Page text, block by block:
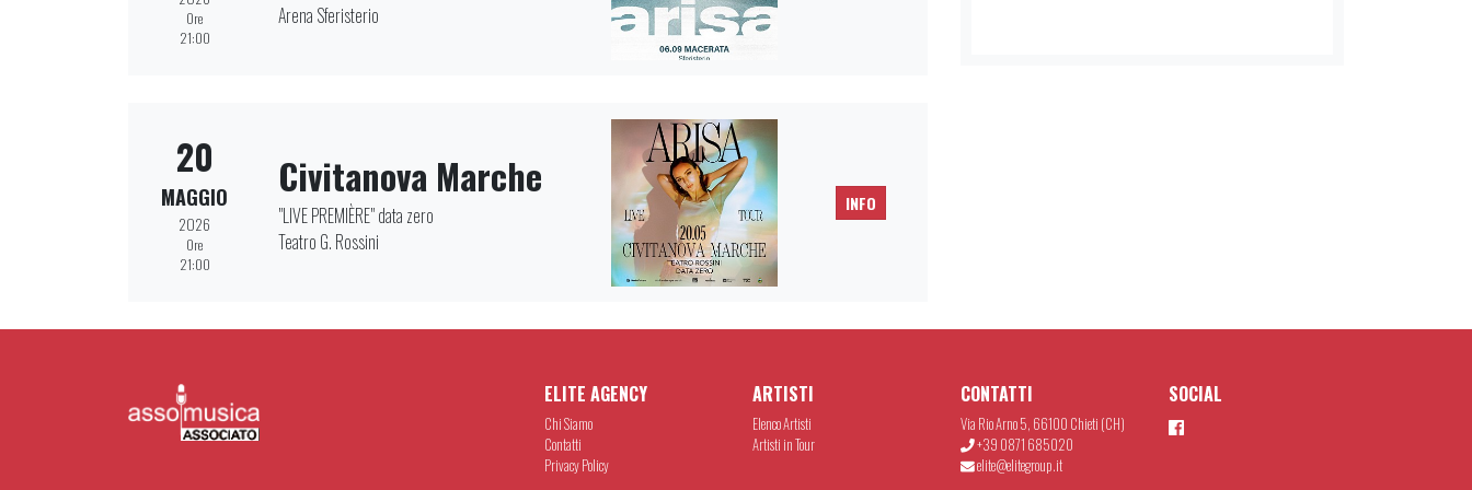
Ore
21:00
Arena Sferisterio
20
MAGGIO
2026
Ore
21:00
Civitanova Marche
"LIVE PREMIÈRE" data zero
Teatro G. Rossini
INFO
ELITE AGENCY
Chi Siamo
Contatti
Privacy Policy
ARTISTI
Elenco Artisti
Artisti in Tour
CONTATTI
Via Rio Arno 5, 66100 Chieti (CH)
+39 0871 685020
elite@elitegroup.it
SOCIAL